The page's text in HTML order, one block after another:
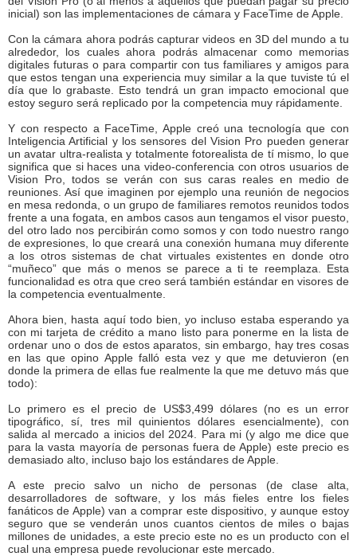
inicial) son las implementaciones de cámara y FaceTime de Apple.
Con la cámara ahora podrás capturar videos en 3D del mundo a tu
alrededor, los cuales ahora podrás almacenar como memorias
digitales futuras o para compartir con tus familiares y amigos para
que estos tengan una experiencia muy similar a la que tuviste tú el
día que lo grabaste. Esto tendrá un gran impacto emocional que
estoy seguro será replicado por la competencia muy rápidamente.
Y con respecto a FaceTime, Apple creó una tecnología que con
Inteligencia Artificial y los sensores del Vision Pro pueden generar
un avatar ultra-realista y totalmente fotorealista de tí mismo, lo que
significa que si haces una video-conferencia con otros usuarios de
Vision Pro, todos se verán con sus caras reales en medio de
reuniones. Así que imaginen por ejemplo una reunión de negocios
en mesa redonda, o un grupo de familiares remotos reunidos todos
frente a una fogata, en ambos casos aun tengamos el visor puesto,
del otro lado nos percibirán como somos y con todo nuestro rango
de expresiones, lo que creará una conexión humana muy diferente
a los otros sistemas de chat virtuales existentes en donde otro
“muñeco” que más o menos se parece a ti te reemplaza. Esta
funcionalidad es otra que creo será también estándar en visores de
la competencia eventualmente.
Ahora bien, hasta aquí todo bien, yo incluso estaba esperando ya
con mi tarjeta de crédito a mano listo para ponerme en la lista de
ordenar uno o dos de estos aparatos, sin embargo, hay tres cosas
en las que opino Apple falló esta vez y que me detuvieron (en
donde la primera de ellas fue realmente la que me detuvo más que
todo):
Lo primero es el precio de US$3,499 dólares (no es un error
tipográfico, sí, tres mil quinientos dólares esencialmente), con
salida al mercado a inicios del 2024. Para mi (y algo me dice que
para la vasta mayoría de personas fuera de Apple) este precio es
demasiado alto, incluso bajo los estándares de Apple.
A este precio salvo un nicho de personas (de clase alta,
desarrolladores de software, y los más fieles entre los fieles
fanáticos de Apple) van a comprar este dispositivo, y aunque estoy
seguro que se venderán unos cuantos cientos de miles o bajas
millones de unidades, a este precio este no es un producto con el
cual una empresa puede revolucionar este mercado.